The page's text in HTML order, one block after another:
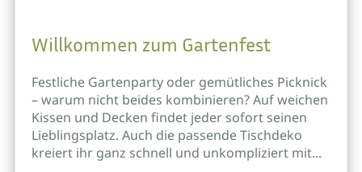
Willkommen zum Gartenfest
Festliche Gartenparty oder gemütliches Picknick
– warum nicht beides kombinieren? Auf weichen
Kissen und Decken findet jeder sofort seinen
Lieblingsplatz. Auch die passende Tischdeko
kreiert ihr ganz schnell und unkompliziert mit...